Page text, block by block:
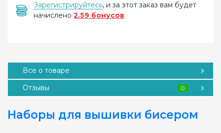
Зарегистрируйтесь, и за этот заказ вам будет
начислено 2.59 бонусов
Все о товаре
Отзывы
0
Наборы для вышивки бисером